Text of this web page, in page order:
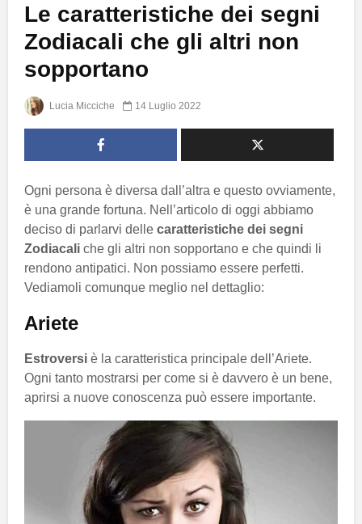
Le caratteristiche dei segni
Zodiacali che gli altri non
sopportano
Lucia Micciche 14 Luglio 2022
Ogni persona è diversa dall’altra e questo ovviamente,
è una grande fortuna. Nell’articolo di oggi abbiamo
deciso di parlarvi delle caratteristiche dei segni
Zodiacali che gli altri non sopportano e che quindi li
rendono antipatici. Non possiamo essere perfetti.
Vediamoli comunque meglio nel dettaglio:
Ariete
Estroversi è la caratteristica principale dell’Ariete.
Ogni tanto mostrarsi per come si è davvero è un bene,
aprirsi a nuove conoscenza può essere importante.